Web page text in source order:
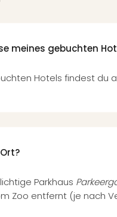
meines gebuchten
Hotels findest du
Parkhaus
Zoo entfernt (je nach